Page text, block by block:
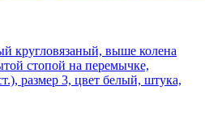
кругловязаный, выше колена
стопой на перемычке,
размер 3, цвет белый, штука,